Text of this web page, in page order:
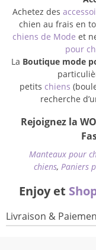
Achetez des
chien au frais en
chiens de Mode et
pour
La Boutique mode
petits chiens
recherche
Rejoignez la
Manteaux pour
chiens, Paniers
Enjoy et
Livraison &